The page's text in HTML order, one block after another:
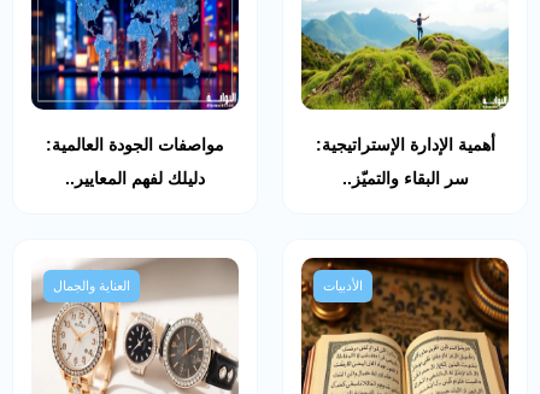
أهمية الإدارة الإستراتيجية:
سر البقاء والتميّز..
مواصفات الجودة العالمية:
دليلك لفهم المعايير..
الأدبيات العناية والجمال